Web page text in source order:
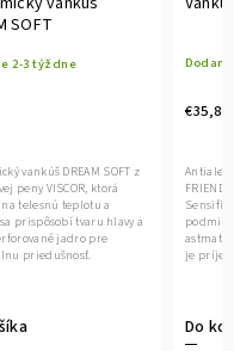
SOFT
2-3 týždne
vankúš DREAM SOFT z
peny VISCOR, ktorá
telesnú teplotu a
prispôsobí tvaru hlavy a
jadro pre
priedušnosť.
€35,80
Do
je